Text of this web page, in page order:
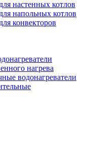
настенных котлов
напольных котлов
конвекторов
нагрева
водонагреватели